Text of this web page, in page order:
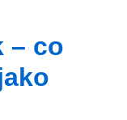
– co